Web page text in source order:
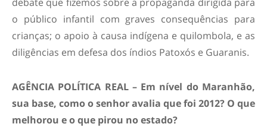
o público infantil com graves consequências para
crianças; o apoio à causa indígena e quilombola, e as
diligências em defesa dos índios Patoxós e Guaranis.
AGÊNCIA POLÍTICA REAL – Em nível do Maranhão,
sua base, como o senhor avalia que foi 2012? O que
melhorou e o que pirou no estado?